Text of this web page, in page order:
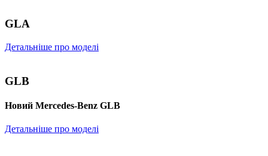
GLA
Детальніше про моделі
GLB
Новий Mercedes-Benz GLB
Детальніше про моделі